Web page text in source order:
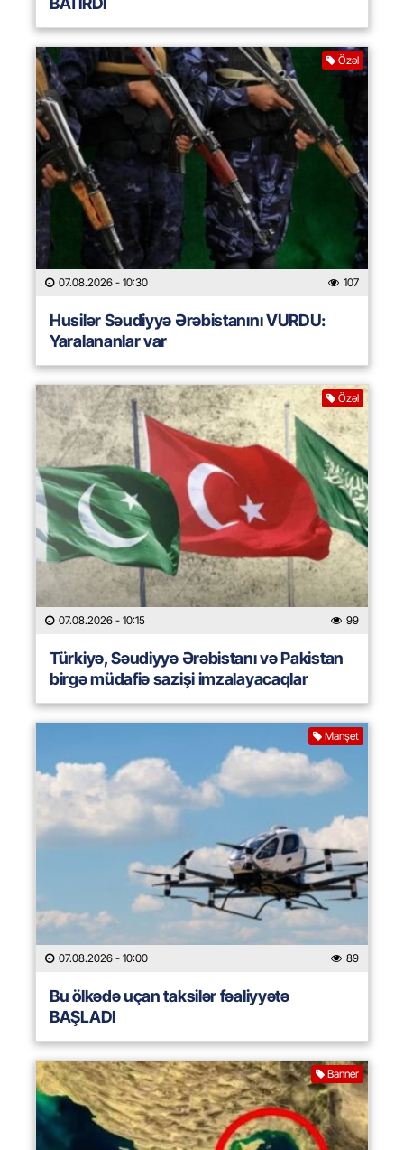
Özəl
07.08.2026 - 10:30 107
Husilər Səudiyyə Ərəbistanını VURDU:
Yaralananlar var
Özəl
07.08.2026 - 10:15 99
Türkiyə, Səudiyyə Ərəbistanı və Pakistan
birgə müdafiə sazişi imzalayacaqlar
Manşet
07.08.2026 - 10:00 89
Bu ölkədə uçan taksilər fəaliyyətə
BAŞLADI
Banner